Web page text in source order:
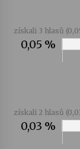
získali 3 hlasů
0,05 %
získali 2 hlasů
0,03 %